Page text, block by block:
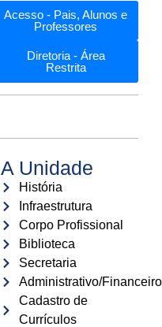
Acesso - Pais, Alunos e
Professores
Diretoria - Área
Restrita
A Unidade
História
Infraestrutura
Corpo Profissional
Biblioteca
Secretaria
Administrativo/Financeiro
Cadastro de
Currículos